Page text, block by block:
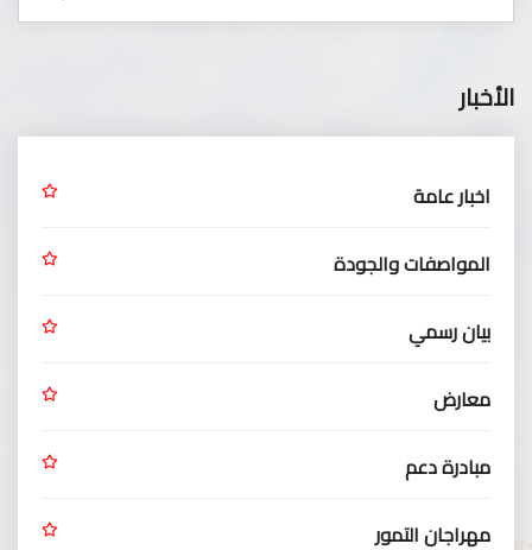
الأخبار
اخبار عامة
المواصفات والجودة
بيان رسمي
معارض
مبادرة دعم
مهراجان التمور